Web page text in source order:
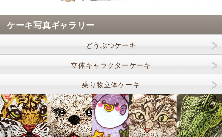
ケーキ写真ギャラリー
どうぶつケーキ
立体キャラクターケーキ
乗り物立体ケーキ